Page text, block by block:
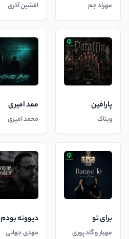
مهراد جم افشین آذری
پارافین
ویناک
ممد امیری
محمد امیری
برای تو
مهیار و گاد پوری
دیوونه بودم
مهدی جهانی